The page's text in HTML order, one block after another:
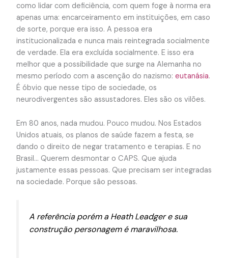
como lidar com deficiência, com quem foge à norma era
apenas uma: encarceiramento em instituições, em caso
de sorte, porque era isso. A pessoa era
institucionalizada e nunca mais reintegrada socialmente
de verdade. Ela era excluída socialmente. E isso era
melhor que a possibilidade que surge na Alemanha no
mesmo período com a ascenção do nazismo: eutanásia.
É óbvio que nesse tipo de sociedade, os
neurodivergentes são assustadores. Eles são os vilões.
Em 80 anos, nada mudou. Pouco mudou. Nos Estados
Unidos atuais, os planos de saúde fazem a festa, se
dando o direito de negar tratamento e terapias. E no
Brasil… Querem desmontar o CAPS. Que ajuda
justamente essas pessoas. Que precisam ser integradas
na sociedade. Porque são pessoas.
A referência porém a Heath Leadger e sua
construção personagem é maravilhosa.